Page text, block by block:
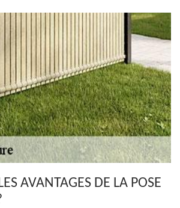
AVANTAGES DE LA POSE